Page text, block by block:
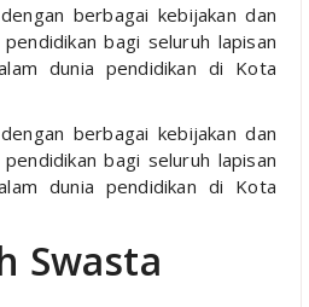
berbagai kebijakan dan
bagi seluruh lapisan
dunia pendidikan di Kota
berbagai kebijakan dan
bagi seluruh lapisan
dunia pendidikan di Kota
Swasta